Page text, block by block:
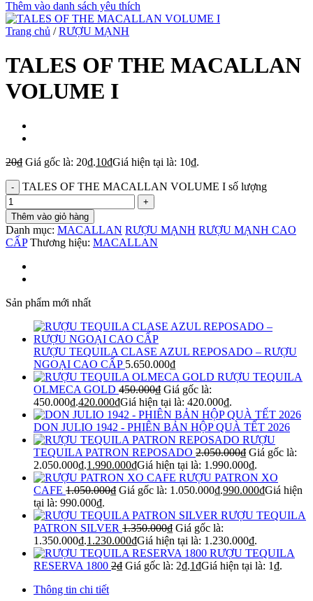
Thêm vào danh sách yêu thích
Trang chủ / RƯỢU MẠNH
TALES OF THE MACALLAN
VOLUME I
20₫ Giá gốc là: 20₫.10₫Giá hiện tại là: 10₫.
TALES OF THE MACALLAN VOLUME I số lượng
Thêm vào giỏ hàng
Danh mục: MACALLAN RƯỢU MẠNH RƯỢU MẠNH CAO
CẤP Thương hiệu: MACALLAN
Sản phẩm mới nhất
RƯỢU TEQUILA CLASE AZUL REPOSADO – RƯỢU
NGOẠI CAO CẤP 5.650.000₫
RƯỢU TEQUILA
OLMECA GOLD 450.000₫ Giá gốc là:
450.000₫.420.000₫Giá hiện tại là: 420.000₫.
DON JULIO 1942 - PHIÊN BẢN HỘP QUÀ TẾT 2026
RƯỢU
TEQUILA PATRON REPOSADO 2.050.000₫ Giá gốc là:
2.050.000₫.1.990.000₫Giá hiện tại là: 1.990.000₫.
RƯỢU PATRON XO
CAFE 1.050.000₫ Giá gốc là: 1.050.000₫.990.000₫Giá hiện
tại là: 990.000₫.
RƯỢU TEQUILA
PATRON SILVER 1.350.000₫ Giá gốc là:
1.350.000₫.1.230.000₫Giá hiện tại là: 1.230.000₫.
RƯỢU TEQUILA
RESERVA 1800 2₫ Giá gốc là: 2₫.1₫Giá hiện tại là: 1₫.
Thông tin chi tiết